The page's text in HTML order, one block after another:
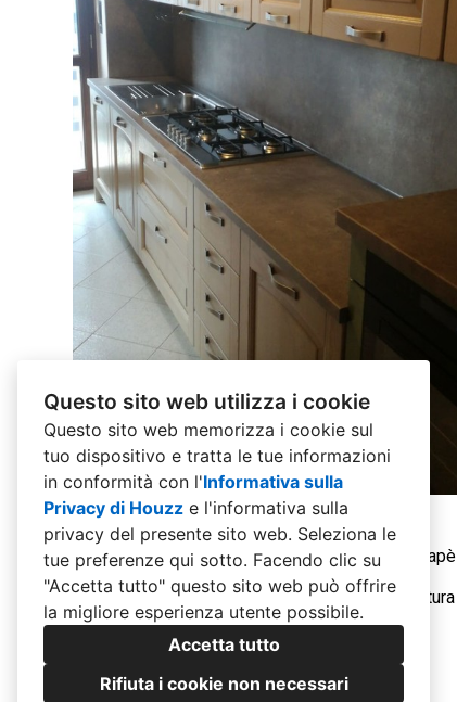
Questo sito web utilizza i cookie
Questo sito web memorizza i cookie sul
tuo dispositivo e tratta le tue informazioni
in conformità con l'Informativa sulla
Privacy di Houzz e l'informativa sulla
privacy del presente sito web. Seleziona le
tue preferenze qui sotto. Facendo clic su
"Accetta tutto" questo sito web può offrire
la migliore esperienza utente possibile.
Accetta tutto
Rifiuta i cookie non necessari
Cucina Decapè Beige
Cucinino modello tradizionale in finitura decapè
beige con maniglia in metallo bronzato,
schienale e pannelli in tinta top per la copertura
delle vecchie piastrelle